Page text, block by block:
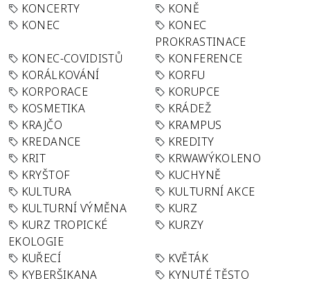
KONCERTY
KONĚ
KONEC
KONEC
PROKRASTINACE
KONEC-COVIDISTŮ
KONFERENCE
KORÁLKOVÁNÍ
KORFU
KORPORACE
KORUPCE
KOSMETIKA
KRÁDEŽ
KRAJČO
KRAMPUS
KREDANCE
KREDITY
KRIT
KRWAWÝKOLENO
KRYŠTOF
KUCHYNĚ
KULTURA
KULTURNÍ AKCE
KULTURNÍ VÝMĚNA
KURZ
KURZ TROPICKÉ
EKOLOGIE
KURZY
KUŘECÍ
KVĚTÁK
KYBERŠIKANA
KYNUTÉ TĚSTO